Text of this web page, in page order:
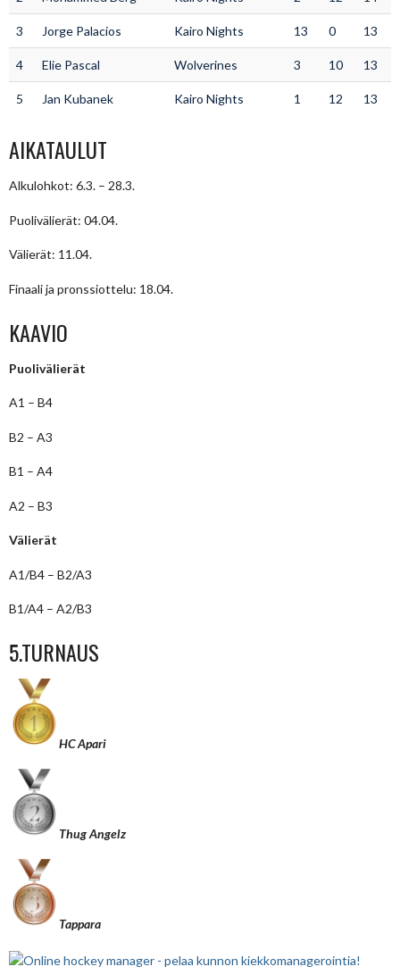
3 Jorge Palacios Kairo Nights 13 0 13
4 Elie Pascal Wolverines 3 10 13
5 Jan Kubanek Kairo Nights 1 12 13
AIKATAULUT
Alkulohkot: 6.3. – 28.3.
Puolivälierät: 04.04.
Välierät: 11.04.
Finaali ja pronssiottelu: 18.04.
KAAVIO
Puolivälierät
A1 – B4
B2 – A3
B1 – A4
A2 – B3
Välierät
A1/B4 – B2/A3
B1/A4 – A2/B3
5.TURNAUS
HC Apari
Thug Angelz
Tappara